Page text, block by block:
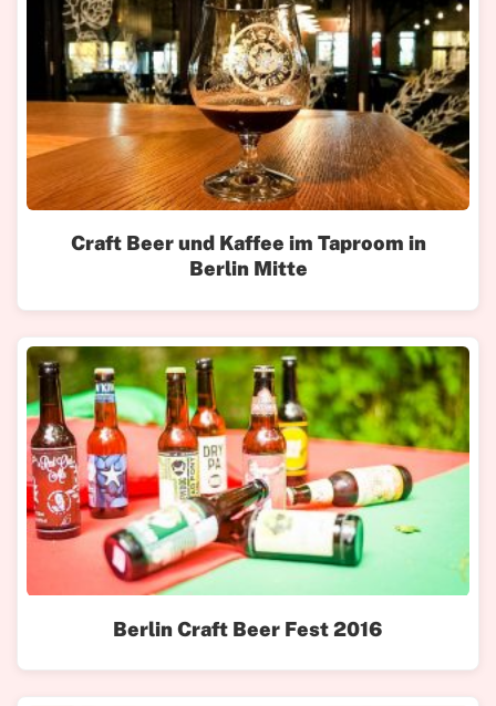
Craft Beer und Kaffee im Taproom in
Berlin Mitte
Berlin Craft Beer Fest 2016